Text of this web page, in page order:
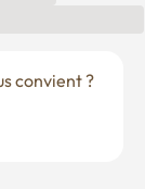
convient ?